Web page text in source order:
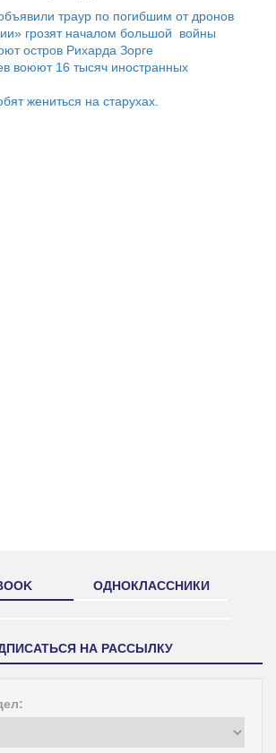
траур по погибшим от дронов
грозят началом большой войны
остров Рихарда Зорге
воюют 16 тысяч иностранных
жениться на старухах.
ОДНОКЛАССНИКИ
НА РАССЫЛКУ